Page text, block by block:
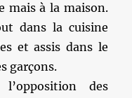
mais à la maison.
dans la cuisine
et assis dans le
garçons.
des